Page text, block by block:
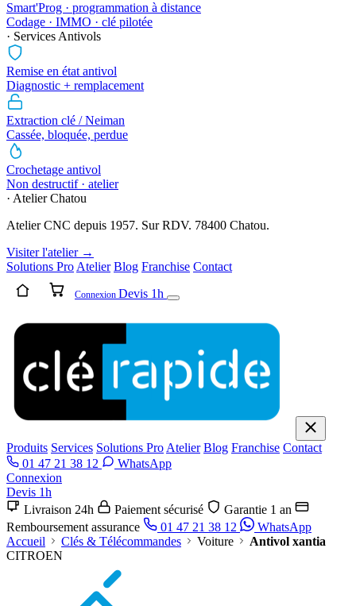
Smart'Prog · programmation à distance
Codage · IMMO · clé pilotée
· Services Antivols
Remise en état antivol
Diagnostic + remplacement
Extraction clé / Neiman
Cassée, bloquée, perdue
Crochetage antivol
Non destructif · atelier
· Atelier Chatou
Atelier CNC depuis 1957. Sur RDV. 78400 Chatou.
Visiter l'atelier →
Solutions Pro Atelier Blog Franchise Contact
Connexion Devis 1h
Produits Services Solutions Pro Atelier Blog Franchise Contact
01 47 21 38 12
WhatsApp
Connexion
Devis 1h
Livraison 24h
Paiement sécurisé
Garantie 1 an
Remboursement assurance
01 47 21 38 12
WhatsApp
Accueil
Clés & Télécommandes Voiture
Antivol xantia
CITROEN